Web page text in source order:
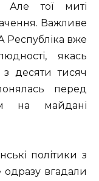
Але тої миті
Важливе
Республіка вже
якась
з десяти тисяч
перед
на майдані
політики з
вгадали